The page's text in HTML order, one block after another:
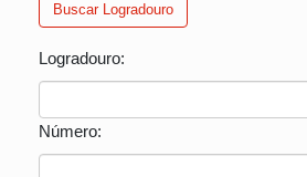
Buscar Logradouro
Logradouro:
Número: